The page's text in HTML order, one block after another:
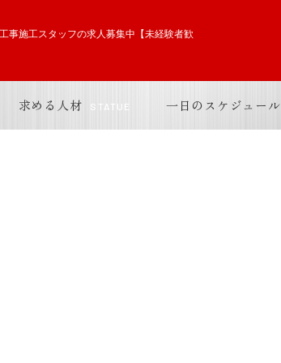
工事施工スタッフの求人募集中【未経験者歓迎】
事施工スタッフの求人募集中【未経験者歓
求める人材 STATUE 一日のスケジュール